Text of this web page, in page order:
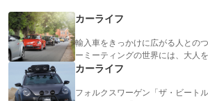
カーライフ
輸入車をきっかけに広がる人との
ーミーティングの世界には、大人
カーライフ
フォルクスワーゲン「ザ・ビート